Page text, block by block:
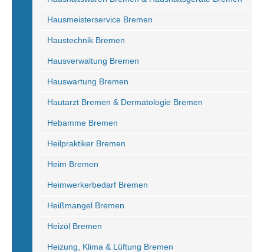
Hausmeisterservice Bremen
Haustechnik Bremen
Hausverwaltung Bremen
Hauswartung Bremen
Hautarzt Bremen & Dermatologie Bremen
Hebamme Bremen
Heilpraktiker Bremen
Heim Bremen
Heimwerkerbedarf Bremen
Heißmangel Bremen
Heizöl Bremen
Heizung, Klima & Lüftung Bremen